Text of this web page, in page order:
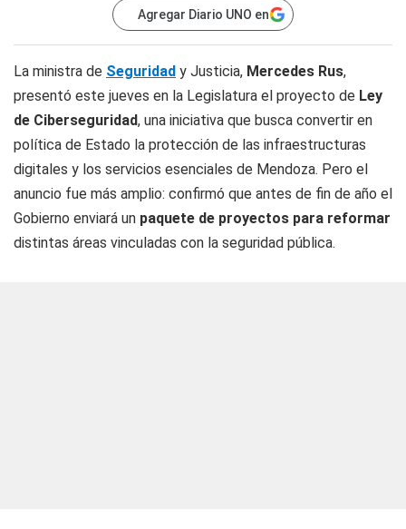
Agregar Diario UNO en
La ministra de Seguridad y Justicia, Mercedes Rus,
presentó este jueves en la Legislatura el proyecto de Ley
de Ciberseguridad, una iniciativa que busca convertir en
política de Estado la protección de las infraestructuras
digitales y los servicios esenciales de Mendoza. Pero el
anuncio fue más amplio: confirmó que antes de fin de año el
Gobierno enviará un paquete de proyectos para reformar
distintas áreas vinculadas con la seguridad pública.